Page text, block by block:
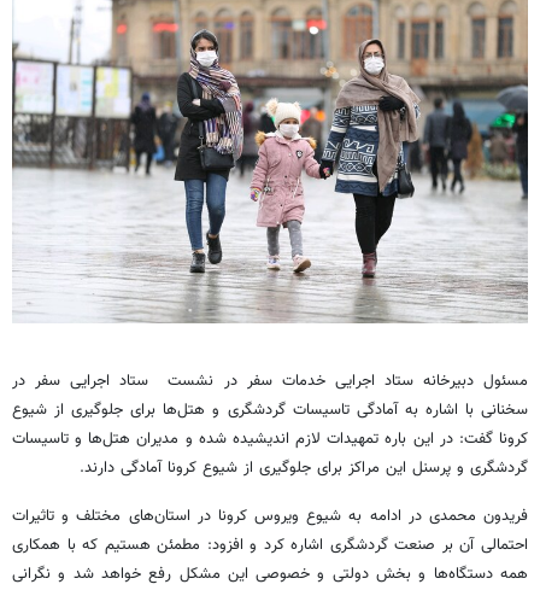
مسئول دبیرخانه ستاد اجرایی خدمات سفر در نشست ستاد اجرایی سفر در
سخنانی با اشاره به آمادگی تاسیسات گردشگری و هتل‌ها برای جلوگیری از شیوع
کرونا گفت: در این باره تمهیدات لازم اندیشیده شده و مدیران هتل‌ها و تاسیسات
گردشگری و پرسنل این مراکز برای جلوگیری از شیوع کرونا آمادگی دارند.
فریدون محمدی در ادامه به شیوع ویروس کرونا در استان‌های مختلف و تاثیرات
احتمالی آن بر صنعت گردشگری اشاره کرد و افزود: مطمئن هستیم که با همکاری
همه دستگاه‌ها و بخش دولتی و خصوصی این مشکل رفع خواهد شد و نگرانی